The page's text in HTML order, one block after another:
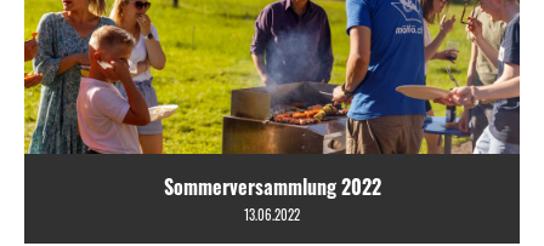
Sommerversammlung 2022
13.06.2022